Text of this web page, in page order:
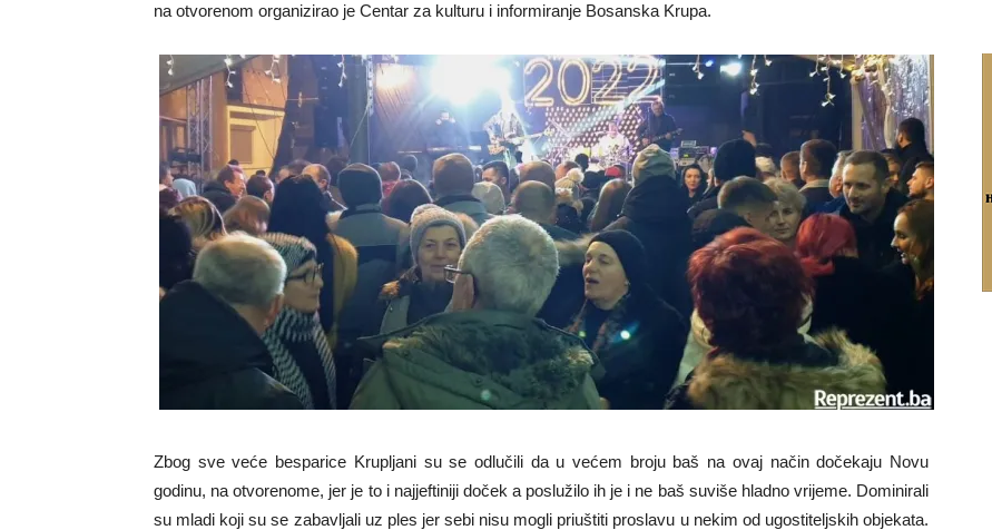
na otvorenom organizirao je Centar za kulturu i informiranje Bosanska Krupa.
Zbog sve veće besparice Krupljani su se odlučili da u većem broju baš na ovaj način dočekaju Novu
godinu, na otvorenome, jer je to i najjeftiniji doček a poslužilo ih je i ne baš suviše hladno vrijeme. Dominirali
su mladi koji su se zabavljali uz ples jer sebi nisu mogli priuštiti proslavu u nekim od ugostiteljskih objekata.